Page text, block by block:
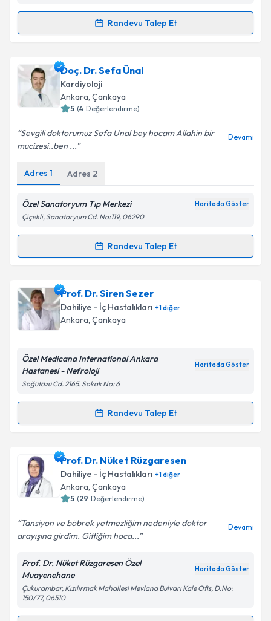
Kişisel verilerimin işlenmesine ilişkin
Metni'ni okudum ve kişisel verilerimin belirtilen
Takvim Talebini Gönder
Randevu Talep Et
Randevu Takvimi Talebi
Doç. Dr. Mutlu Güngöriçin randevu takvimi talebi
oluşturun. Size bu uzmandan randevu almanız için bir
takvim hazırlandığında e-posta ile bilgilendireceğiz.
Kişisel verilerimin işlenmesine ilişkin
Metni'ni okudum ve kişisel verilerimin belirtilen
kapsamda işlenmesini kabul ediyorum.
Takvim Talebini Gönder
Doç. Dr. Sefa Ünal
Kardiyoloji
Ankara, Çankaya
5 (4 Değerlendirme)
Sevgili doktorumuz Sefa Unal bey hocam Allahin bir
mucizesi..ben ...
Devamı
Adres 1 Adres 2
Özel Sanatoryum Tıp Merkezi Haritada Göster
Çiçekli, Sanatoryum Cd. No:119, 06290
Randevu Talep Et
Randevu Takvimi Talebi
Doç. Dr. Sefa Ünaliçin randevu takvimi talebi
oluşturun. Size bu uzmandan randevu almanız için bir
takvim hazırlandığında e-posta ile bilgilendireceğiz.
Kişisel verilerimin işlenmesine ilişkinAydınlatma
'ni okudum ve kişisel verilerimin belirtilen
kapsamda işlenmesini kabul ediyorum.
Takvim Talebini Gönder
Prof. Dr. Siren Sezer
Dahiliye - İç Hastalıkları +1diğer
Ankara, Çankaya
Özel Medicana International Ankara
Hastanesi - Nefroloji
Haritada Göster
Söğütözü Cd. 2165. Sokak No: 6
Randevu Talep Et
Randevu Takvimi Talebi
Prof. Dr. Siren Sezer için randevu takvimi talebi
oluşturun. Size bu uzmandan randevu almanız için bir
takvim hazırlandığında e-posta ile bilgilendireceğiz.
Kişisel verilerimin işlenmesine ilişkin
Aydınlatma
Metni
kapsamda işlenmesini kabul ediyorum.
Prof. Dr. Nüket Rüzgaresen
Dahiliye - İç Hastalıkları +1diğer
Ankara, Çankaya
5 (29 Değerlendirme)
Tansiyon ve böbrek yetmezliğim nedeniyle doktor
arayışına girdim. Gittiğim hoca...
Devamı
Prof. Dr. Nüket Rüzgaresen Özel
Muayenehane
Haritada Göster
Çukurambar, Kızılırmak Mahallesi Mevlana Bulvarı Kale Ofis, D:No:
150/77, 06510